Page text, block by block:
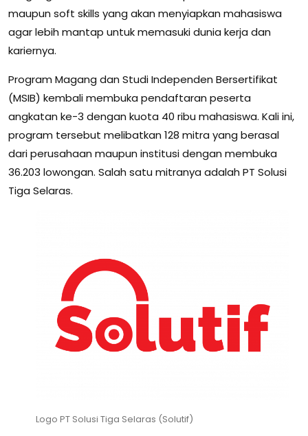
maupun soft skills yang akan menyiapkan mahasiswa
agar lebih mantap untuk memasuki dunia kerja dan
kariernya.
Program Magang dan Studi Independen Bersertifikat
(MSIB) kembali membuka pendaftaran peserta
angkatan ke-3 dengan kuota 40 ribu mahasiswa. Kali ini,
program tersebut melibatkan 128 mitra yang berasal
dari perusahaan maupun institusi dengan membuka
36.203 lowongan. Salah satu mitranya adalah PT Solusi
Tiga Selaras.
Logo PT Solusi Tiga Selaras (Solutif)